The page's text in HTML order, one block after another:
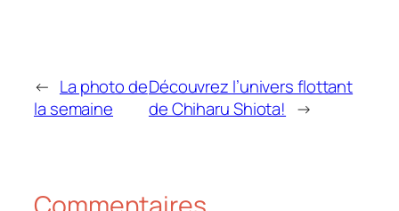
← La photo de
la semaine
Découvrez l’univers flottant
de Chiharu Shiota! →